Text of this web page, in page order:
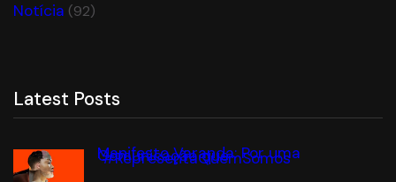
Notícia (92)
Latest Posts
Manifesto Varanda: Por uma
Comunicação que
#RepresentaQuemSomos